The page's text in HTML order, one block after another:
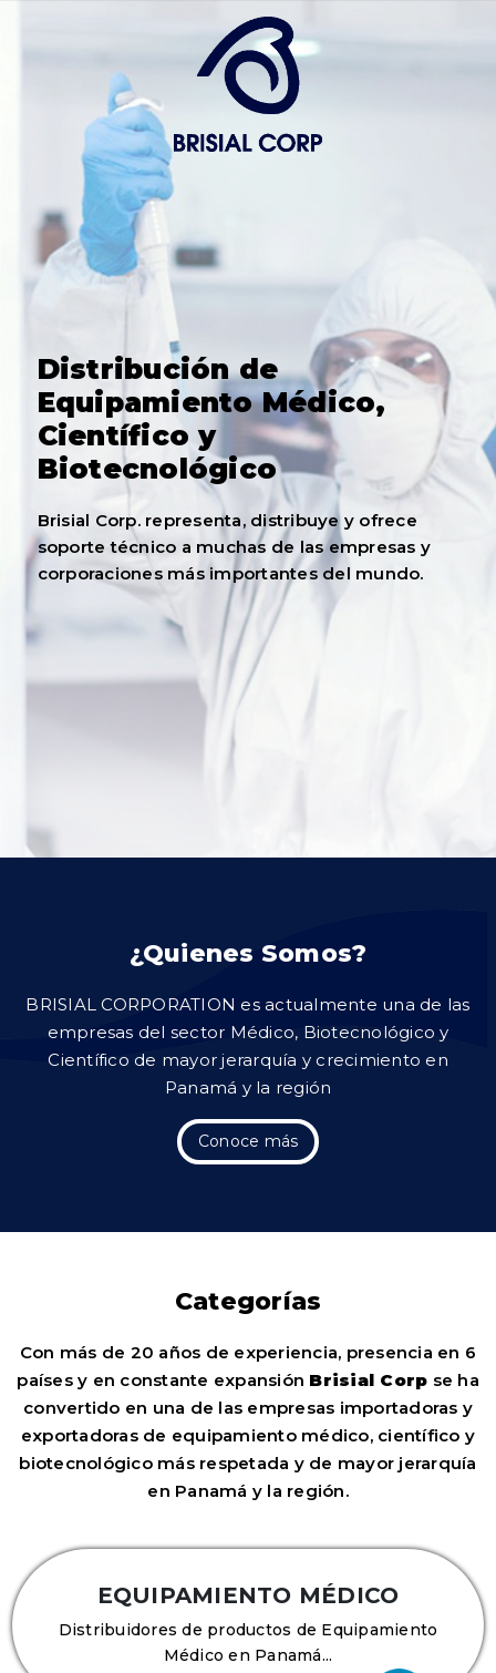
Distribución de
Equipamiento Médico,
Científico y
Biotecnológico
Brisial Corp. representa, distribuye y ofrece
soporte técnico a muchas de las empresas y
corporaciones más importantes del mundo.
¿Quienes Somos?
BRISIAL CORPORATION es actualmente una de las
empresas del sector Médico, Biotecnológico y
Científico de mayor jerarquía y crecimiento en
Panamá y la región
Conoce más
Categorías
Con más de 20 años de experiencia, presencia en 6
países y en constante expansión Brisial Corp se ha
convertido en una de las empresas importadoras y
exportadoras de equipamiento médico, científico y
biotecnológico más respetada y de mayor jerarquía
en Panamá y la región.
EQUIPAMIENTO MÉDICO
Distribuidores de productos de Equipamiento
Médico en Panamá...